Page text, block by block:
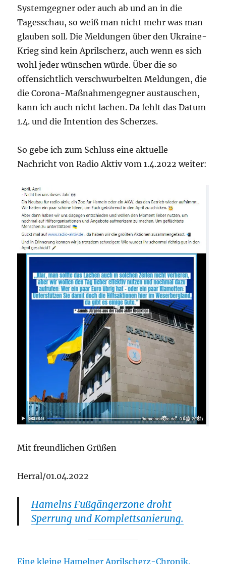
Systemgegner oder auch ab und an in die
Tagesschau, so weiß man nicht mehr was man
glauben soll. Die Meldungen über den Ukraine-
Krieg sind kein Aprilscherz, auch wenn es sich
wohl jeder wünschen würde. Über die so
offensichtlich verschwurbelten Meldungen, die
die Corona-Maßnahmengegner austauschen,
kann ich auch nicht lachen. Da fehlt das Datum
1.4. und die Intention des Scherzes.
So gebe ich zum Schluss eine aktuelle
Nachricht von Radio Aktiv vom 1.4.2022 weiter:
Mit freundlichen Grüßen
Herral/01.04.2022
Hamelns Fußgängerzone droht
Sperrung und Komplettsanierung.
Eine kleine Hamelner Aprilscherz-Chronik.